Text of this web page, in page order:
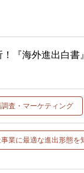
『海外進出白書
査・マーケティング
事業に最適な進出形態を